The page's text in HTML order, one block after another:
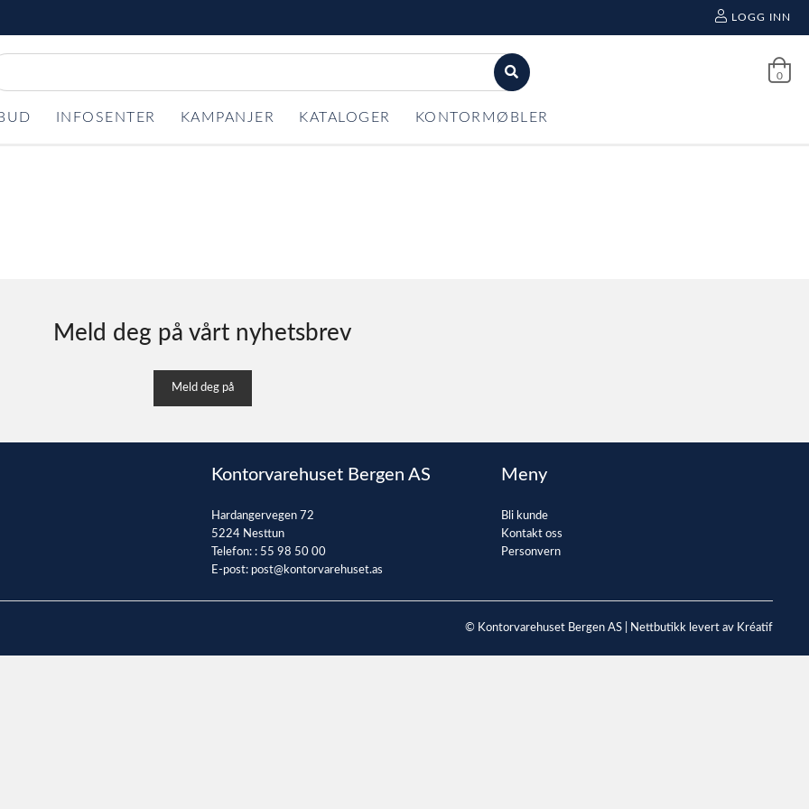
LOGG INN
0
INFOSENTER KAMPANJER KATALOGER KONTORMØBLER
Meld deg på vårt nyhetsbrev
Meld deg på
Kontorvarehuset Bergen AS
Hardangervegen 72
5224 Nesttun
Telefon: : 55 98 50 00
E-post: post@kontorvarehuset.as
Meny
Bli kunde
Kontakt oss
Personvern
© Kontorvarehuset Bergen AS | Nettbutikk levert av Kréatif